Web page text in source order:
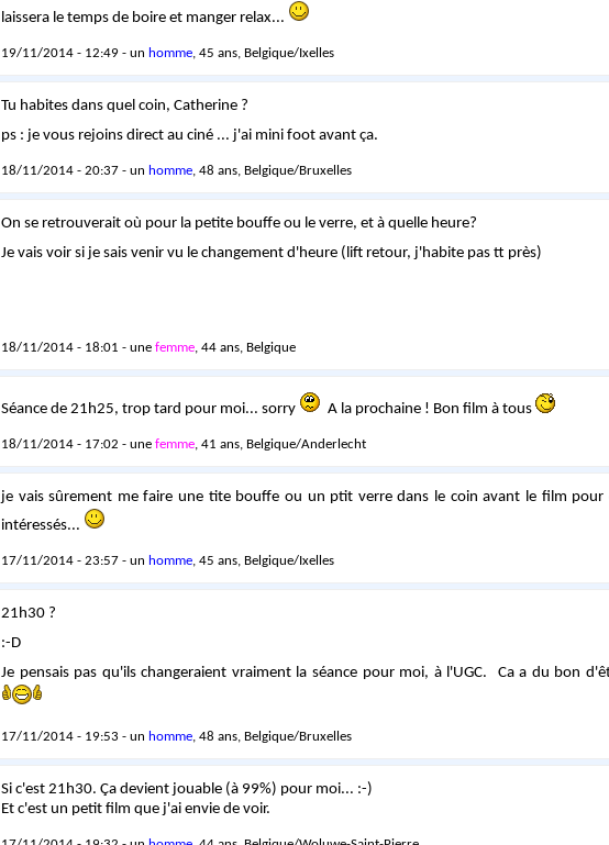
laissera le temps de boire et manger relax...
19/11/2014 - 12:49 - un homme, 45 ans, Belgique/Ixelles
Tu habites dans quel coin, Catherine ?
ps : je vous rejoins direct au ciné ... j'ai mini foot avant ça.
18/11/2014 - 20:37 - un homme, 48 ans, Belgique/Bruxelles
On se retrouverait où pour la petite bouffe ou le verre, et à quelle heure?
Je vais voir si je sais venir vu le changement d'heure (lift retour, j'habite pas tt près)
18/11/2014 - 18:01 - une femme, 44 ans, Belgique
Séance de 21h25, trop tard pour moi... sorry A la prochaine ! Bon film à tous
18/11/2014 - 17:02 - une femme, 41 ans, Belgique/Anderlecht
je vais sûrement me faire une tite bouffe ou un ptit verre dans le coin avant le film pour
intéressés...
17/11/2014 - 23:57 - un homme, 45 ans, Belgique/Ixelles
21h30 ?
:-D
Je pensais pas qu'ils changeraient vraiment la séance pour moi, à l'UGC. Ca a du bon
17/11/2014 - 19:53 - un homme, 48 ans, Belgique/Bruxelles
Si c'est 21h30. Ça devient jouable (à 99%) pour moi... :-)
Et c'est un petit film que j'ai envie de voir.